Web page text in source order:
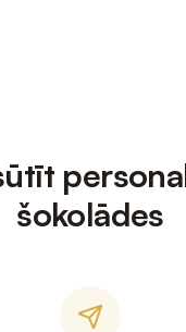
šokolādes